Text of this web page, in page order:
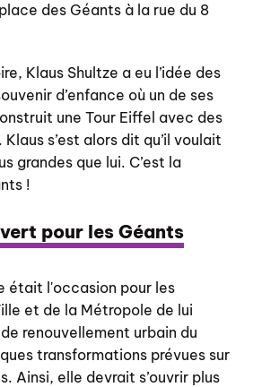
des Géants à la rue du 8
Klaus Shultze a eu l’idée des
d’enfance où un de ses
une Tour Eiffel avec des
s’est alors dit qu’il voulait
grandes que lui. C’est la
!
pour les Géants
était l'occasion pour les
et de la Métropole de lui
renouvellement urbain du
transformations prévues sur
Ainsi, elle devrait s’ouvrir plus